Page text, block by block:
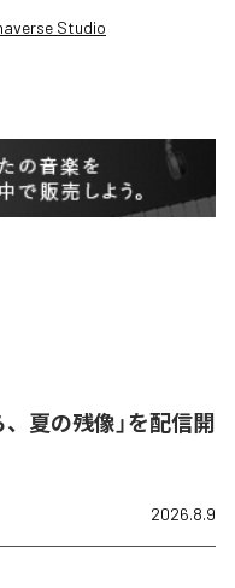
Studio
夏の残像」を配信開
2026.8.9